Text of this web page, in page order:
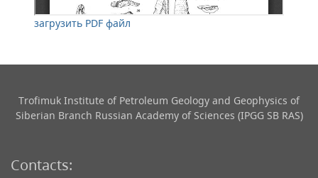
загрузить PDF файл
Trofimuk Institute of Petroleum Geology and Geophysics​ of
Siberian Branch Russian Academy of Sciences (IPGG SB RAS)
Contacts: